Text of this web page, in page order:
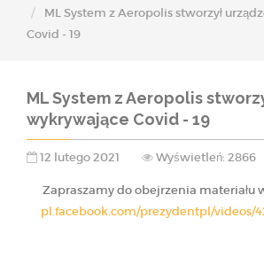
ML System z Aeropolis stworzył
Covid - 19
ML System z Aeropolis
wykrywające Covid - 19
12 lutego 2021 Wyświetleń: 2866
Zapraszamy do obejrzenia materiału
pl.facebook.com/prezydentpl/videos/